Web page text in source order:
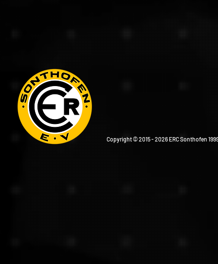
Copyright © 2015 - 2026 ERC Sonthofen